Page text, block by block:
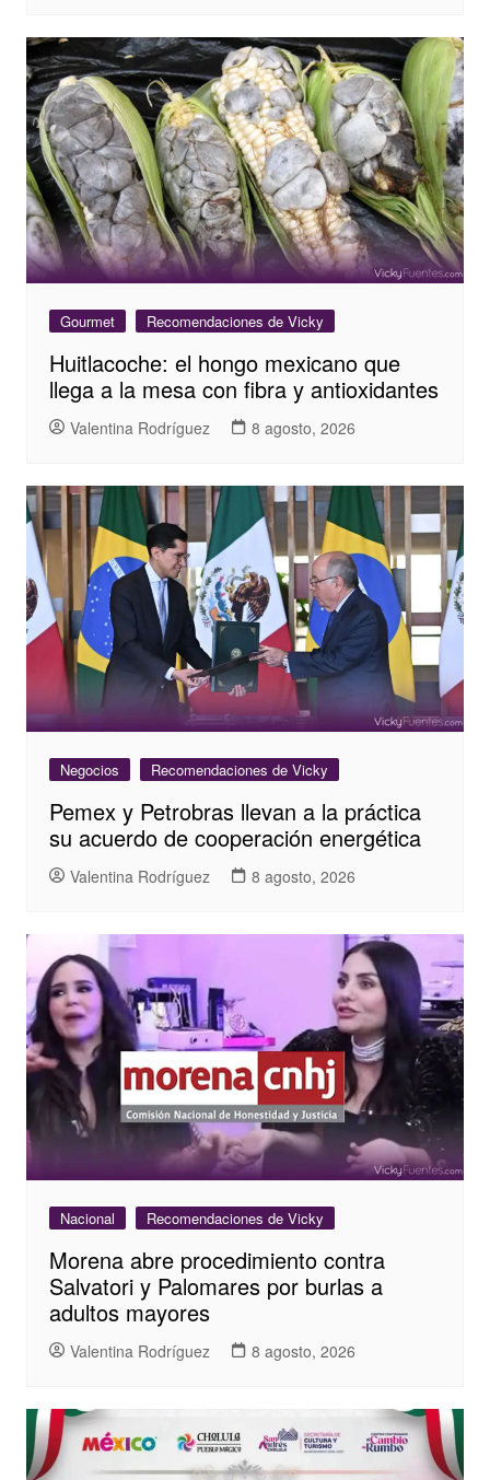
Gourmet Recomendaciones de Vicky
Huitlacoche: el hongo mexicano que
llega a la mesa con fibra y antioxidantes
Valentina Rodríguez 8 agosto, 2026
Negocios Recomendaciones de Vicky
Pemex y Petrobras llevan a la práctica
su acuerdo de cooperación energética
Valentina Rodríguez 8 agosto, 2026
Nacional Recomendaciones de Vicky
Morena abre procedimiento contra
Salvatori y Palomares por burlas a
adultos mayores
Valentina Rodríguez 8 agosto, 2026